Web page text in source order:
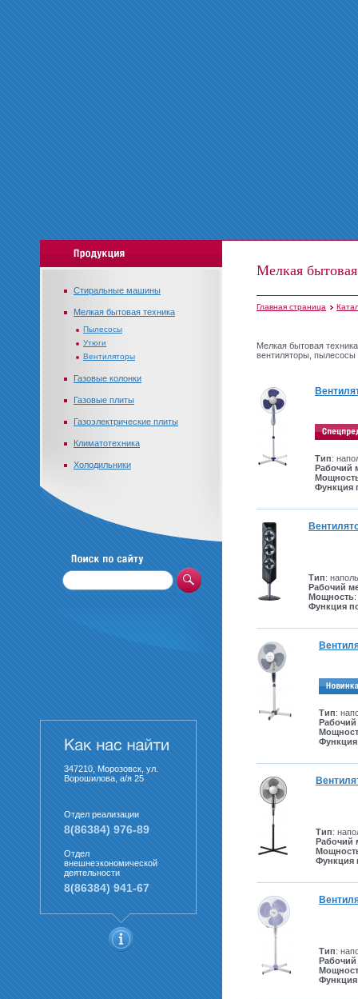
Стиральные машины
Мелкая бытовая техника
Пылесосы
Утюги
Вентиляторы
Газовые колонки
Газовые плиты
Газоэлектрические плиты
Климатотехника
Холодильники
347210, Морозовск, ул.
Ворошилова, а/я 25
Отдел реализации
8(86384) 976-89
Отдел
внешнеэкономической
деятельности
8(86384) 941-67
Мелкая
Главная страница
Мелкая бытовая
вентиляторы, пылесосы
Тип:
Рабочий
Функция
Тип:
Рабочий
Мощность
Функция
Тип:
Тип:
Рабочий
Функция
Тип: